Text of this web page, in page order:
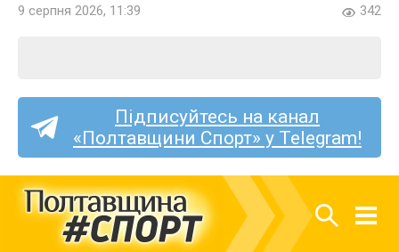
9 серпня 2026, 11:39 342
Підписуйтесь на канал
«Полтавщини Спорт» у Telegram!